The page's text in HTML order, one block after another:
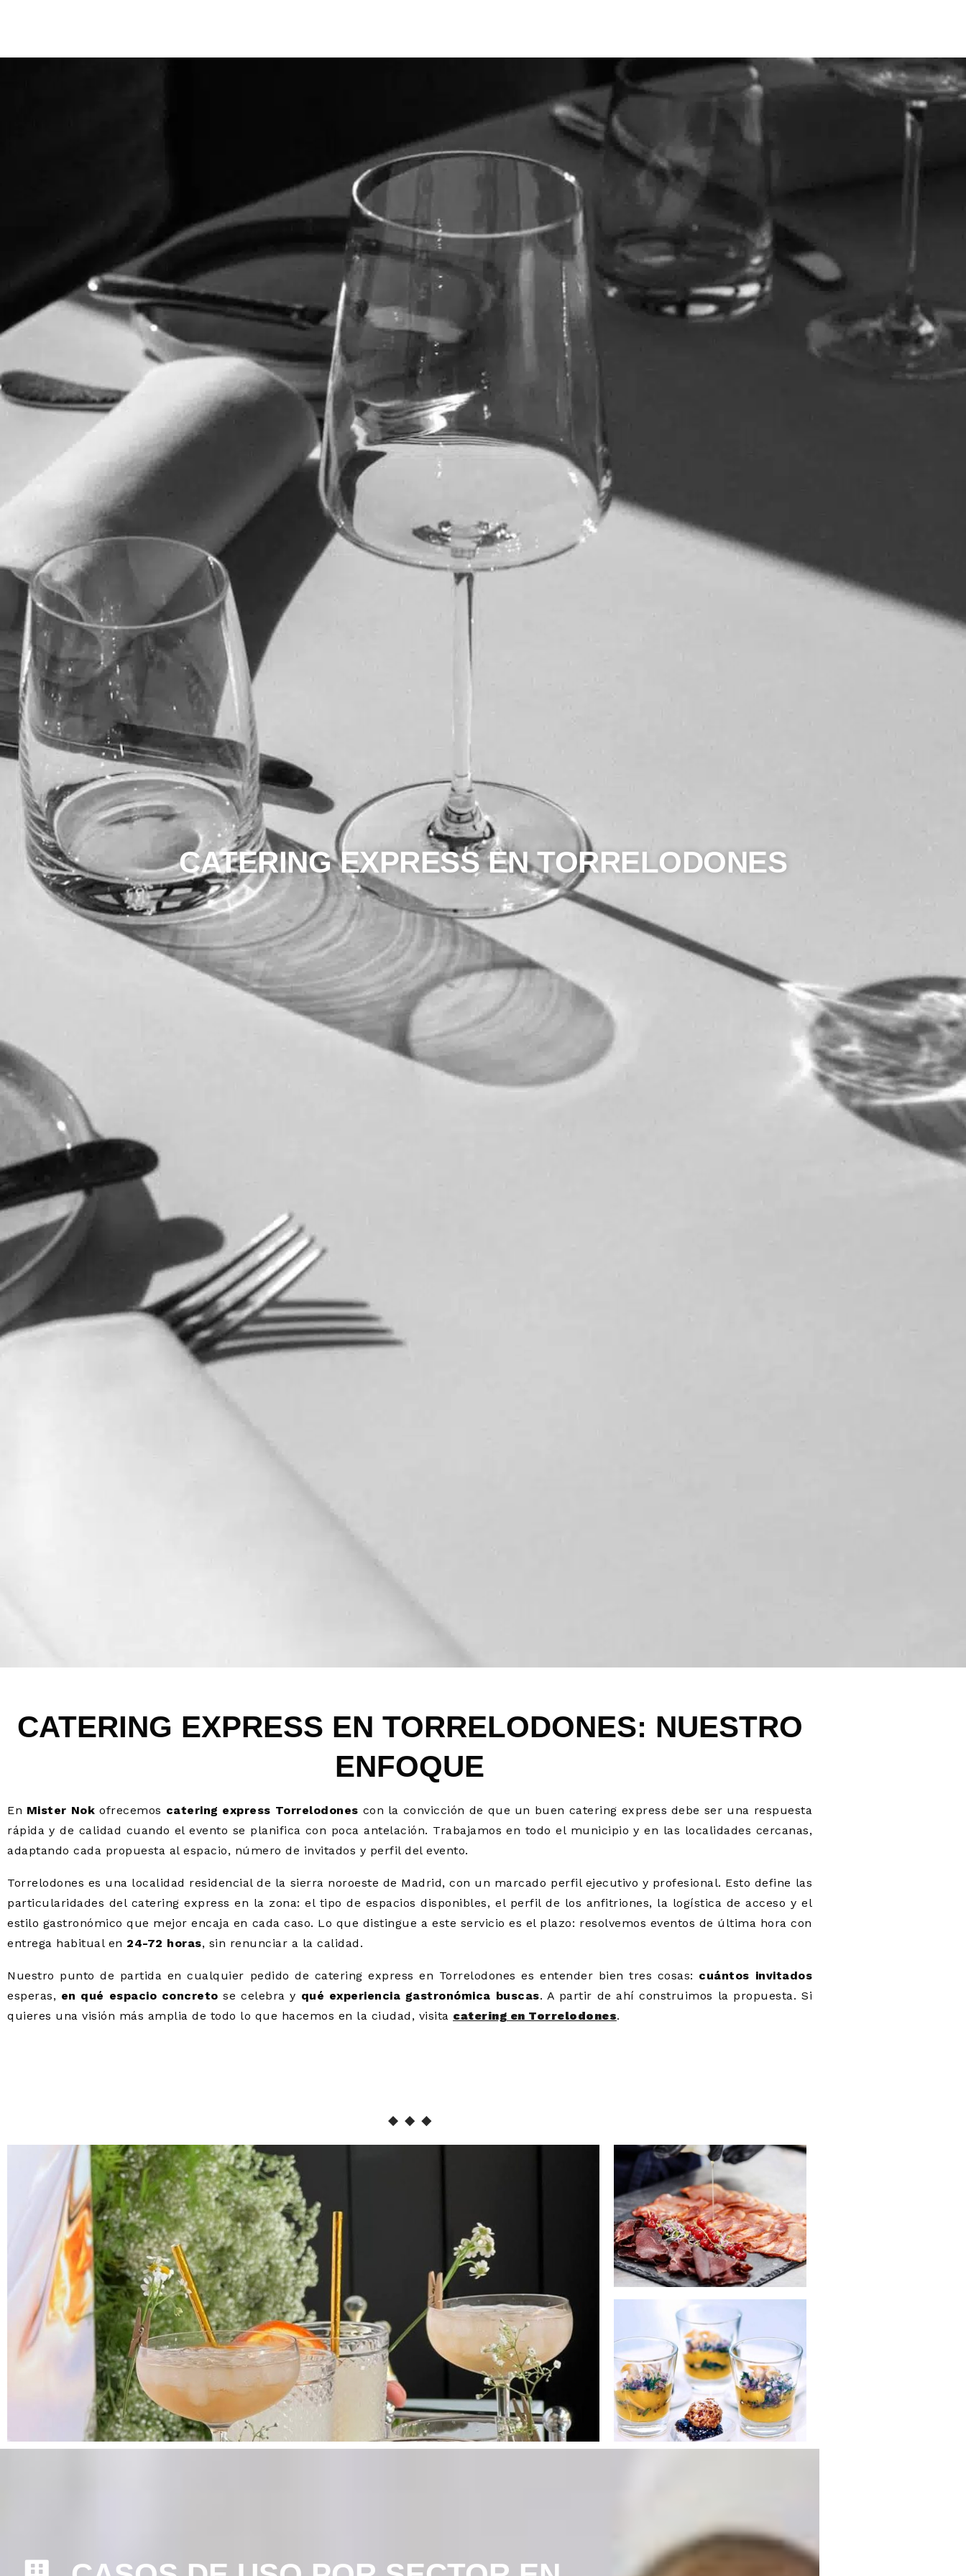
CATERING EXPRESS EN TORRELODONES
CATERING EXPRESS EN TORRELODONES: NUESTRO
ENFOQUE
En Mister Nok ofrecemos catering express Torrelodones con la convicción de que un buen catering express debe ser una respuesta
rápida y de calidad cuando el evento se planifica con poca antelación. Trabajamos en todo el municipio y en las localidades cercanas,
adaptando cada propuesta al espacio, número de invitados y perfil del evento.
Torrelodones es una localidad residencial de la sierra noroeste de Madrid, con un marcado perfil ejecutivo y profesional. Esto define las
particularidades del catering express en la zona: el tipo de espacios disponibles, el perfil de los anfitriones, la logística de acceso y el
estilo gastronómico que mejor encaja en cada caso. Lo que distingue a este servicio es el plazo: resolvemos eventos de última hora con
entrega habitual en 24-72 horas, sin renunciar a la calidad.
Nuestro punto de partida en cualquier pedido de catering express en Torrelodones es entender bien tres cosas: cuántos invitados
esperas, en qué espacio concreto se celebra y qué experiencia gastronómica buscas. A partir de ahí construimos la propuesta. Si
quieres una visión más amplia de todo lo que hacemos en la ciudad, visita catering en Torrelodones.